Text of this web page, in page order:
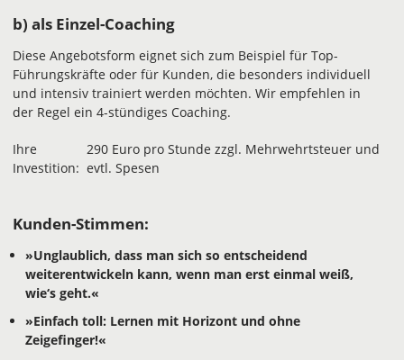
b) als Einzel-Coaching
Diese Angebotsform eignet sich zum Beispiel für Top-
Führungskräfte oder für Kunden, die besonders individuell
und intensiv trainiert werden möchten. Wir empfehlen in
der Regel ein 4-stündiges Coaching.
Ihre
Investition:
290 Euro pro Stunde zzgl. Mehrwehrtsteuer und
evtl. Spesen
Kunden-Stimmen:
»Unglaublich, dass man sich so entscheidend
weiterentwickeln kann, wenn man erst einmal weiß,
wie‘s geht.«
»Einfach toll: Lernen mit Horizont und ohne
Zeigefinger!«